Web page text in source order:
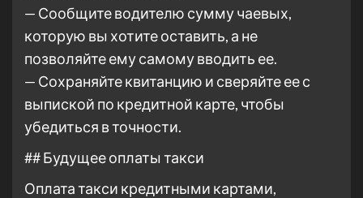
— Сообщите водителю сумму чаевых,
которую вы хотите оставить, а не
позволяйте ему самому вводить ее.
— Сохраняйте квитанцию и сверяйте ее с
выпиской по кредитной карте, чтобы
убедиться в точности.
## Будущее оплаты такси
Оплата такси кредитными картами,